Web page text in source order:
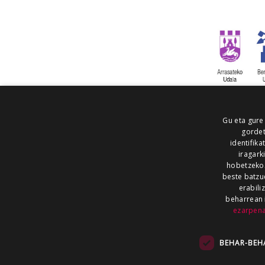
ALEA
NOAUA
Gu eta
hobetzeko.
beste
beharrean
BEHAR-